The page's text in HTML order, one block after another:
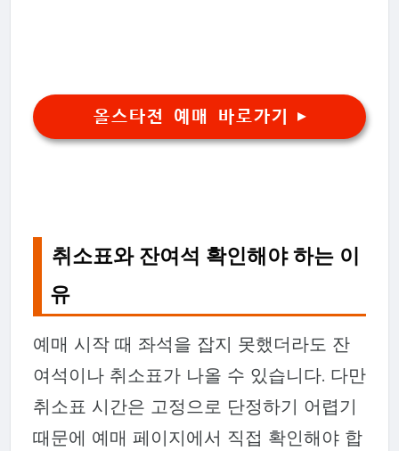
올스타전 예매 바로가기 ▶
취소표와 잔여석 확인해야 하는 이
유
예매 시작 때 좌석을 잡지 못했더라도 잔
여석이나 취소표가 나올 수 있습니다. 다만
취소표 시간은 고정으로 단정하기 어렵기
때문에 예매 페이지에서 직접 확인해야 합